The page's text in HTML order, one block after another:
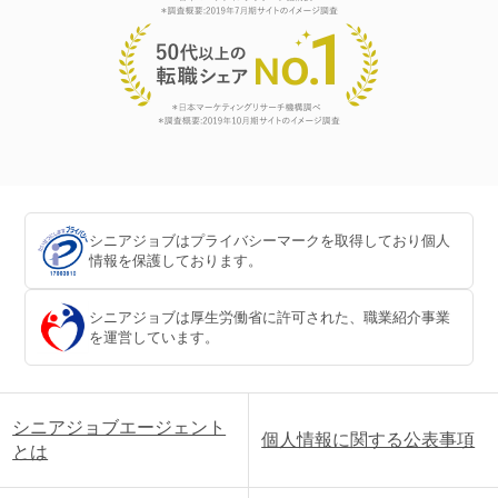
シニアジョブはプライバシーマークを取得しており個人
情報を保護しております。
シニアジョブは厚生労働省に許可された、職業紹介事業
を運営しています。
シニアジョブエージェント
とは
個人情報に関する公表事項